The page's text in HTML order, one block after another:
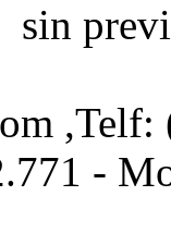
sin
-